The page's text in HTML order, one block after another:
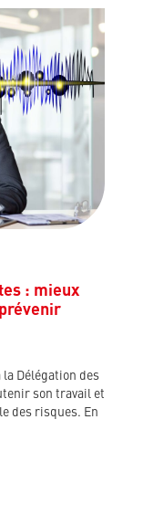
: mieux
la Délégation des
son travail et
des risques. En